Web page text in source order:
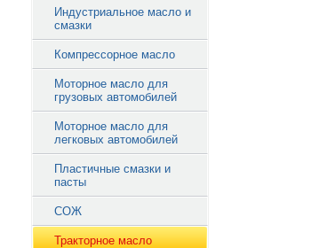
Индустриальное масло и
смазки
Компрессорное масло
Моторное масло для
грузовых автомобилей
Моторное масло для
легковых автомобилей
Пластичные смазки и
пасты
СОЖ
Тракторное масло